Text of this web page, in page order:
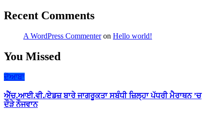
Recent Comments
A WordPress Commenteron Hello world!
You Missed
ਦੋਆਬਾ
ਐੱਚ.ਆਈ.ਵੀ./ਏਡਜ਼ ਬਾਰੇ ਜਾਗਰੂਕਤਾ ਸਬੰਧੀ ਜ਼ਿਲ੍ਹਾ ਪੱਧਰੀ ਮੈਰਾਥਨ ’ਚ
ਦੌੜੇ ਨੌਜਵਾਨ